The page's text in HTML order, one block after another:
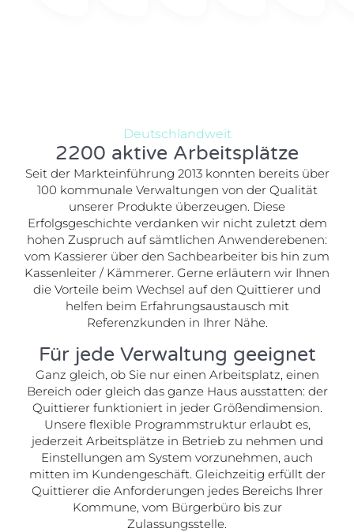
Deutschlandweit
2200 aktive Arbeitsplätze
Seit der Markteinführung 2013 konnten bereits über
100 kommunale Verwaltungen von der Qualität
unserer Produkte überzeugen. Diese
Erfolgsgeschichte verdanken wir nicht zuletzt dem
hohen Zuspruch auf sämtlichen Anwenderebenen:
vom Kassierer über den Sachbearbeiter bis hin zum
Kassenleiter / Kämmerer. Gerne erläutern wir Ihnen
die Vorteile beim Wechsel auf den Quittierer und
helfen beim Erfahrungsaustausch mit
Referenzkunden in Ihrer Nähe.
Für jede Verwaltung geeignet
Ganz gleich, ob Sie nur einen Arbeitsplatz, einen
Bereich oder gleich das ganze Haus ausstatten: der
Quittierer funktioniert in jeder Größendimension.
Unsere flexible Programmstruktur erlaubt es,
jederzeit Arbeitsplätze in Betrieb zu nehmen und
Einstellungen am System vorzunehmen, auch
mitten im Kundengeschäft. Gleichzeitig erfüllt der
Quittierer die Anforderungen jedes Bereichs Ihrer
Kommune, vom Bürgerbüro bis zur
Zulassungsstelle.